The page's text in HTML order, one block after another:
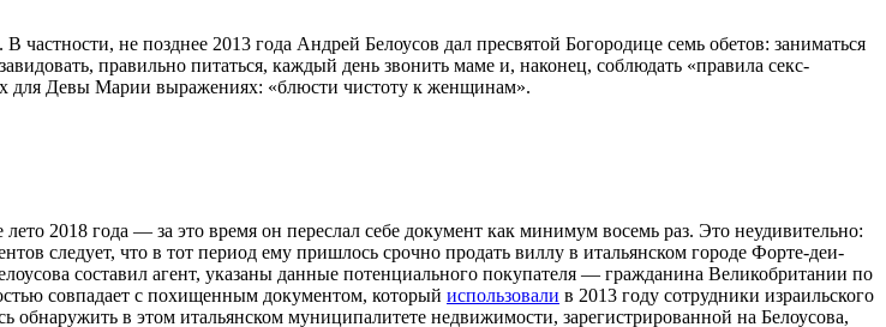
не позднее 2013 года Андрей Белоусов дал пресвятой Богородице семь обетов: заниматься
правильно питаться, каждый день звонить маме и, наконец, соблюдать «правила секс-
для Девы Марии выражениях: «блюсти чистоту к женщинам».
2018 года — за это время он переслал себе документ как минимум восемь раз. Это неудивительно:
следует, что в тот период ему пришлось срочно продать виллу в итальянском городе Форте-деи-
составил агент, указаны данные потенциального покупателя — гражданина Великобритании по
совпадает с похищенным документом, который использовали в 2013 году сотрудники израильского
в этом итальянском муниципалитете недвижимости, зарегистрированной на Белоусова,